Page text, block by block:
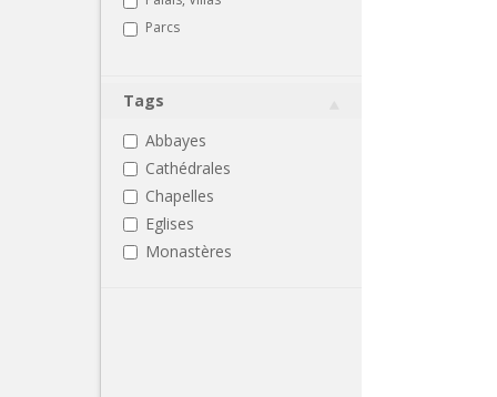
Parcs
Tags
Abbayes
Cathédrales
Chapelles
Eglises
Monastères